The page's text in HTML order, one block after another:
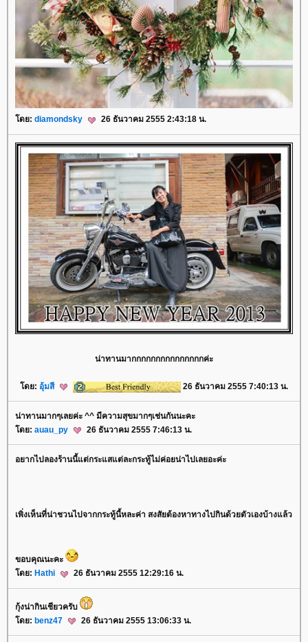
ดย: diamondsky 26 ธันวาคม 2555 2:43:18 น.
น่าทานมากกกกกกกกกกกกกกกค่ะ
ดย: อุ้มสี 26 ธันวาคม 2555 7:40:13 น.
น่าทานมากๆเลยค่ะ ^^ มีความสุขมากๆเช่นกันนะคะ
ดย: auau_py 26 ธันวาคม 2555 7:46:13 น.
อยากไปลองร้านนี้แต่กระแสแต่ละกระทู้ไม่ค่อยน่าไปเลยอะค่ะ
เพิ่งเห็นที่น่าชวนไปจากกระทู้นี้หละค่า สงสัยต้องหาทางไปกินด้วยตัวเองบ้างแล้ว
ขอบคุณนะคะ
ดย: Hathi 26 ธันวาคม 2555 12:29:16 น.
กุ้งน่ากินเชียวครับ
ดย: benz47 26 ธันวาคม 2555 13:06:33 น.